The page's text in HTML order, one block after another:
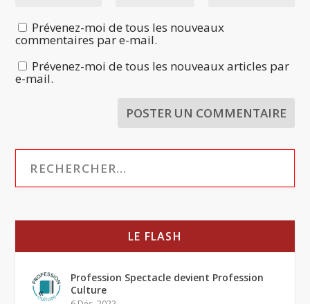
Prévenez-moi de tous les nouveaux
commentaires par e-mail.
Prévenez-moi de tous les nouveaux articles par
e-mail.
LE FLASH
Profession Spectacle devient Profession
Culture